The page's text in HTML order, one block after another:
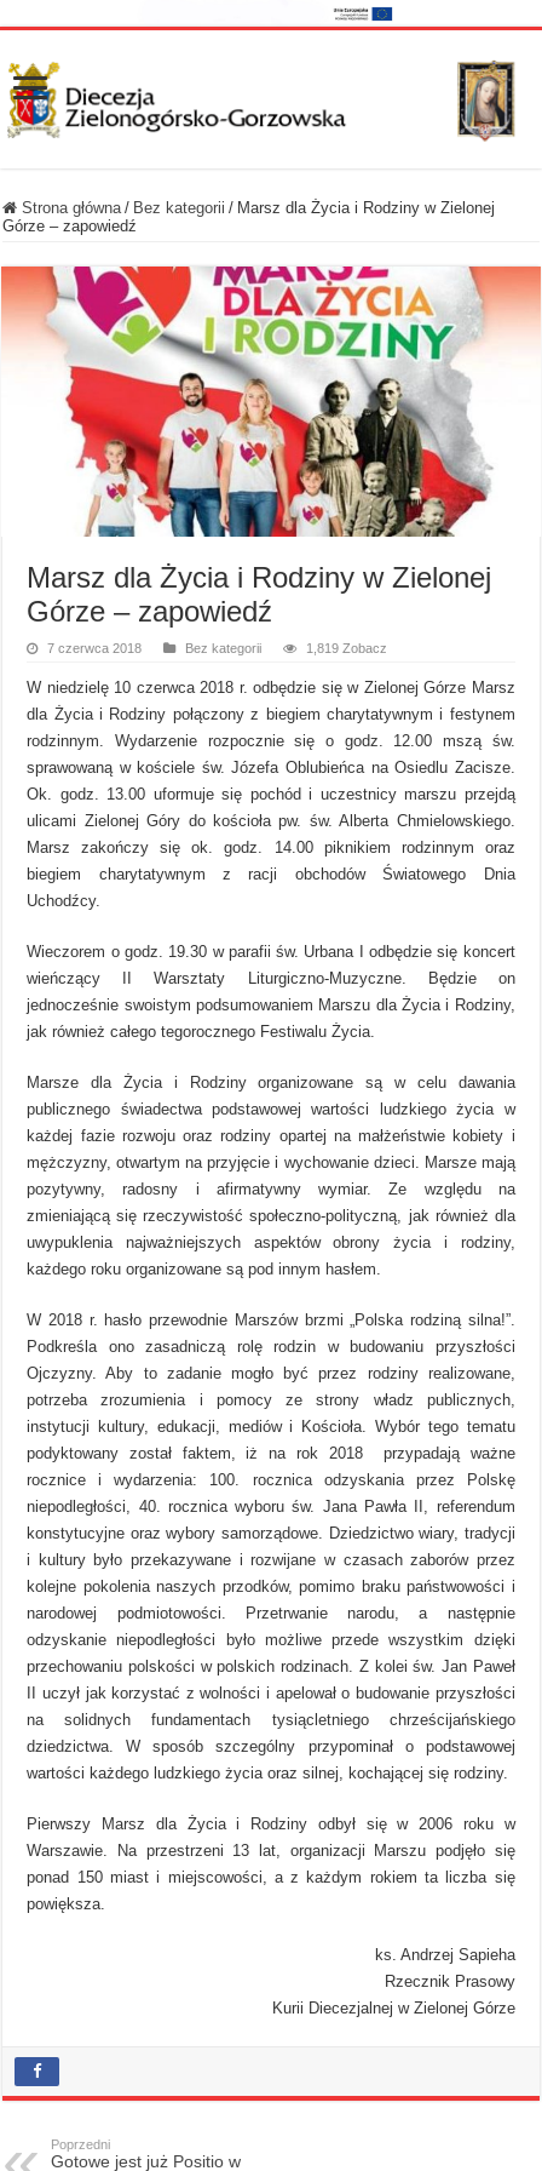
Strona główna / Bez kategorii / Marsz dla Życia i Rodziny w Zielonej
Górze – zapowiedź
Marsz dla Życia i Rodziny w Zielonej
Górze – zapowiedź
7 czerwca 2018 Bez kategorii 1,819 Zobacz
W niedzielę 10 czerwca 2018 r. odbędzie się w Zielonej Górze Marsz
dla Życia i Rodziny połączony z biegiem charytatywnym i festynem
rodzinnym. Wydarzenie rozpocznie się o godz. 12.00 mszą św.
sprawowaną w kościele św. Józefa Oblubieńca na Osiedlu Zacisze.
Ok. godz. 13.00 uformuje się pochód i uczestnicy marszu przejdą
ulicami Zielonej Góry do kościoła pw. św. Alberta Chmielowskiego.
Marsz zakończy się ok. godz. 14.00 piknikiem rodzinnym oraz
biegiem charytatywnym z racji obchodów Światowego Dnia
Uchodźcy.
Wieczorem o godz. 19.30 w parafii św. Urbana I odbędzie się koncert
wieńczący II Warsztaty Liturgiczno-Muzyczne. Będzie on
jednocześnie swoistym podsumowaniem Marszu dla Życia i Rodziny,
jak również całego tegorocznego Festiwalu Życia.
Marsze dla Życia i Rodziny organizowane są w celu dawania
publicznego świadectwa podstawowej wartości ludzkiego życia w
każdej fazie rozwoju oraz rodziny opartej na małżeństwie kobiety i
mężczyzny, otwartym na przyjęcie i wychowanie dzieci. Marsze mają
pozytywny, radosny i afirmatywny wymiar. Ze względu na
zmieniającą się rzeczywistość społeczno-polityczną, jak również dla
uwypuklenia najważniejszych aspektów obrony życia i rodziny,
każdego roku organizowane są pod innym hasłem.
W 2018 r. hasło przewodnie Marszów brzmi „Polska rodziną silna!”.
Podkreśla ono zasadniczą rolę rodzin w budowaniu przyszłości
Ojczyzny. Aby to zadanie mogło być przez rodziny realizowane,
potrzeba zrozumienia i pomocy ze strony władz publicznych,
instytucji kultury, edukacji, mediów i Kościoła. Wybór tego tematu
podyktowany został faktem, iż na rok 2018 przypadają ważne
rocznice i wydarzenia: 100. rocznica odzyskania przez Polskę
niepodległości, 40. rocznica wyboru św. Jana Pawła II, referendum
konstytucyjne oraz wybory samorządowe. Dziedzictwo wiary, tradycji
i kultury było przekazywane i rozwijane w czasach zaborów przez
kolejne pokolenia naszych przodków, pomimo braku państwowości i
narodowej podmiotowości. Przetrwanie narodu, a następnie
odzyskanie niepodległości było możliwe przede wszystkim dzięki
przechowaniu polskości w polskich rodzinach. Z kolei św. Jan Paweł
II uczył jak korzystać z wolności i apelował o budowanie przyszłości
na solidnych fundamentach tysiącletniego chrześcijańskiego
dziedzictwa. W sposób szczególny przypominał o podstawowej
wartości każdego ludzkiego życia oraz silnej, kochającej się rodziny.
Pierwszy Marsz dla Życia i Rodziny odbył się w 2006 roku w
Warszawie. Na przestrzeni 13 lat, organizacji Marszu podjęło się
ponad 150 miast i miejscowości, a z każdym rokiem ta liczba się
powiększa.
ks. Andrzej Sapieha
Rzecznik Prasowy
Kurii Diecezjalnej w Zielonej Górze
Poprzedni
Gotowe jest już Positio w